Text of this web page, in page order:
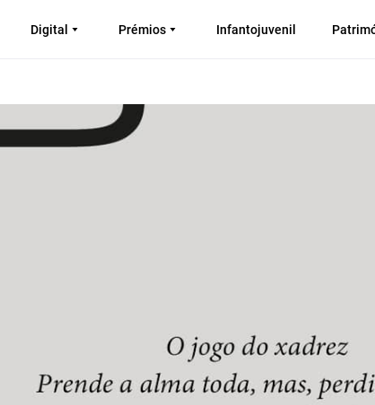
Digital Prémios Infantojuvenil